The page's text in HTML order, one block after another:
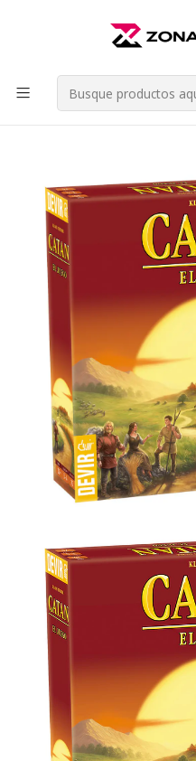
Retiros en Providencia
Inicio Juegos de
Catan